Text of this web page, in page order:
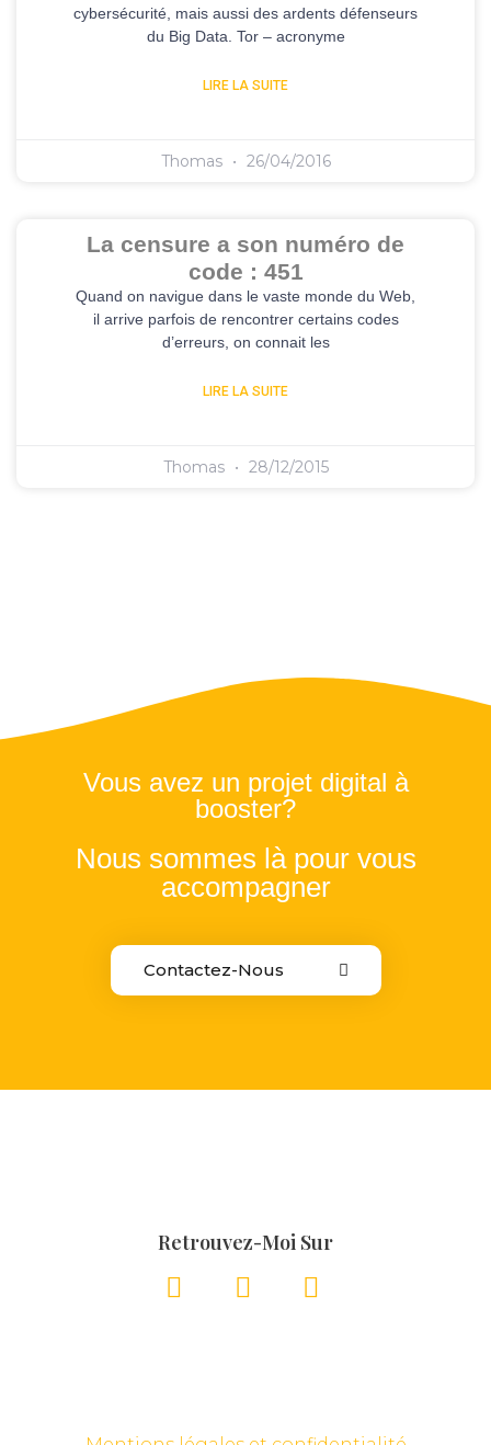
cybersécurité, mais aussi des ardents défenseurs
du Big Data. Tor – acronyme
LIRE LA SUITE
Thomas 26/04/2016
La censure a son numéro de
code : 451
Quand on navigue dans le vaste monde du Web,
il arrive parfois de rencontrer certains codes
d’erreurs, on connait les
LIRE LA SUITE
Thomas 28/12/2015
Vous avez un projet digital à
booster?
Nous sommes là pour vous
accompagner
Contactez-Nous
Retrouvez-Moi Sur